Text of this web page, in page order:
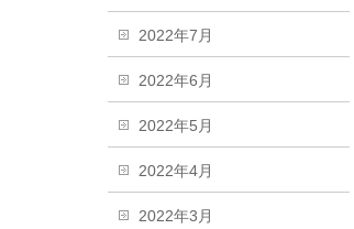
2022年7月
2022年6月
2022年5月
2022年4月
2022年3月